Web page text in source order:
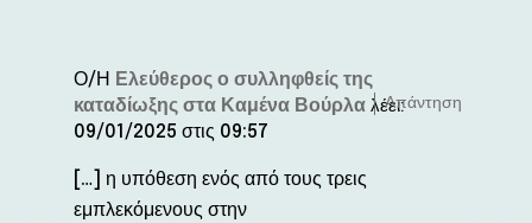
Ο/Η Ελεύθερος ο συλληφθείς της
καταδίωξης στα Καμένα Βούρλα λέει:
09/01/2025 στις 09:57
[…] η υπόθεση ενός από τους τρεις
εμπλεκόμενους στην
Απάντηση